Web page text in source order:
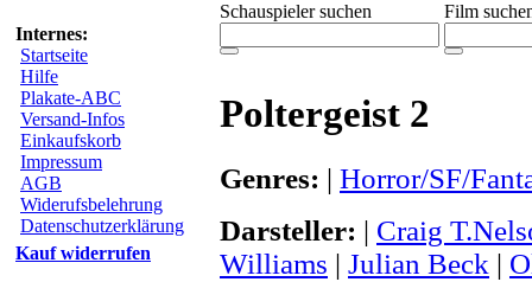
Internes:
Startseite
Hilfe
Plakate-ABC
Versand-Infos
Einkaufskorb
Impressum
AGB
Widerufsbelehrung
Datenschutzerklärung
Kauf widerrufen
Schauspieler suchen Film
Poltergeist 2
Genres: | Horror/SF/
Darsteller: | Craig
Williams | Julian Beck |